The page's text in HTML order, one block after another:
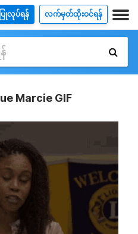
ပြုလုပ်ရန် လက်မှတ်ထိုးဝင်ရန်
Marcie GIF